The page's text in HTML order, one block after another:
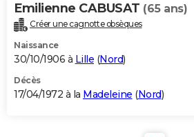
Emilienne CABUSAT (65 ans)
Créer une cagnotte obsèques
Naissance
30/10/1906 à Lille (Nord)
Décès
17/04/1972 à la Madeleine (Nord)